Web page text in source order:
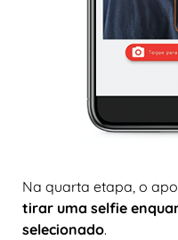
Na quarta etapa, o
tirar uma selfie
selecionado.